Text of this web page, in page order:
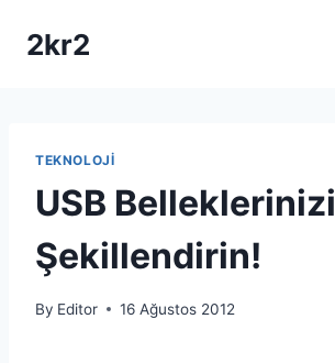
2kr2
TEKNOLOJI
USB Belleklerinizi
Şekillendirin!
By Editor 16 Ağustos 2012